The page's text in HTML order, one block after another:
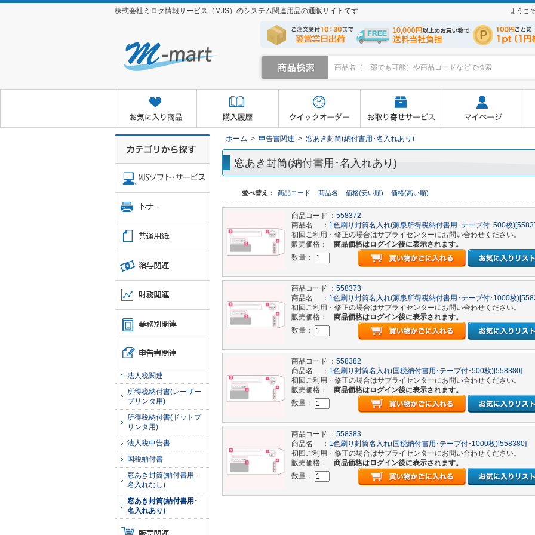
株式会社ミロク情報サービス（MJS）のシステム関連用品の通販サイトです ようこ
お取り寄せサービス マイページ よくあるご質問
ホーム > 申告書関連 > 窓あき封筒(納付書用･名入れあり)
窓あき封筒(納付書用･名入れあり)
並べ替え： 商品コード 商品名 価格(安い順) 価格(高い順)
商品コード ： 558372
商品名 ： 1色刷り封筒名入れ(源泉所得税納付書用･テープ付･500枚
初回ご利用・修正の場合はサプライセンターにお問い合わせください。
販売価格：
商品価格はログイン後に表示されます。
数量：
商品コード ： 558373
商品名 ： 1色刷り封筒名入れ(源泉所得税納付書用･テープ付･1000枚
初回ご利用・修正の場合はサプライセンターにお問い合わせください。
販売価格：
商品価格はログイン後に表示されます。
数量：
商品コード ： 558382
商品名 ： 1色刷り封筒名入れ(国税納付書用･テープ付･500枚)[558380]
初回ご利用・修正の場合はサプライセンターにお問い合わせください。
販売価格：
商品価格はログイン後に表示されます。
数量：
商品コード ： 558383
商品名 ： 1色刷り封筒名入れ(国税納付書用･テープ付･1000枚)[558380]
初回ご利用・修正の場合はサプライセンターにお問い合わせください。
販売価格：
商品価格はログイン後に表示されます。
数量：
法人税関連
所得税納付書(レーザー
プリンタ用)
所得税納付書(ドットプ
リンタ用)
法人税申告書
国税納付書
窓あき封筒(納付書用･
名入れなし)
窓あき封筒(納付書用･
名入れあり)